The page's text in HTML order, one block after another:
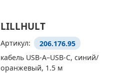
LILLHULT
Артикул:
206.176.95
кабель USB-A–USB-C, синий/
оранжевый, 1.5 м